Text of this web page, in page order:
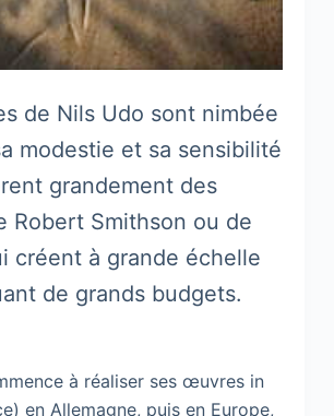
de Nils Udo sont nimbée
modestie et sa sensibilité
grandement des
Robert Smithson ou de
créent à grande échelle
de grands budgets.
à réaliser ses œuvres in
en Allemagne, puis en Europe,